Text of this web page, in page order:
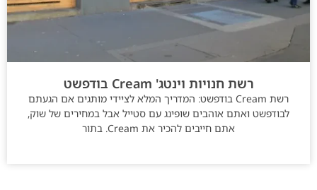
רשת חנויות וינטג' Cream בודפשט
רשת Cream בודפשט: המדריך המלא לציידי מותגים אם הגעתם
לבודפשט ואתם אוהבים שופינג עם סטייל אבל במחירים של שוק,
אתם חייבים להכיר את Cream. בתור